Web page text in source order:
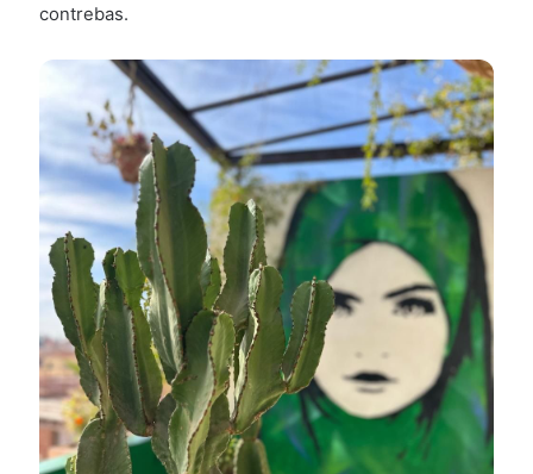
contrebas.